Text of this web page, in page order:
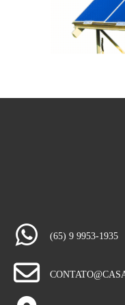
(65) 9 9953-1935